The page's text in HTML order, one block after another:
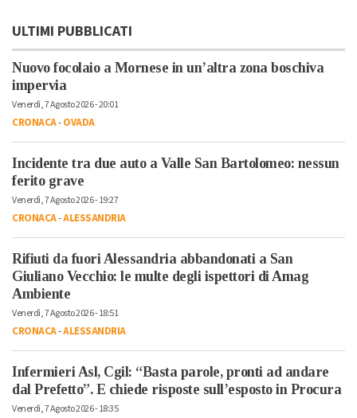
ULTIMI PUBBLICATI
Nuovo focolaio a Mornese in un’altra zona boschiva
impervia
Venerdì, 7 Agosto 2026 - 20:01
CRONACA-OVADA
Incidente tra due auto a Valle San Bartolomeo: nessun
ferito grave
Venerdì, 7 Agosto 2026 - 19:27
CRONACA-ALESSANDRIA
Rifiuti da fuori Alessandria abbandonati a San
Giuliano Vecchio: le multe degli ispettori di Amag
Ambiente
Venerdì, 7 Agosto 2026 - 18:51
CRONACA-ALESSANDRIA
Infermieri Asl, Cgil: “Basta parole, pronti ad andare
dal Prefetto”. E chiede risposte sull’esposto in Procura
Venerdì, 7 Agosto 2026 - 18:35